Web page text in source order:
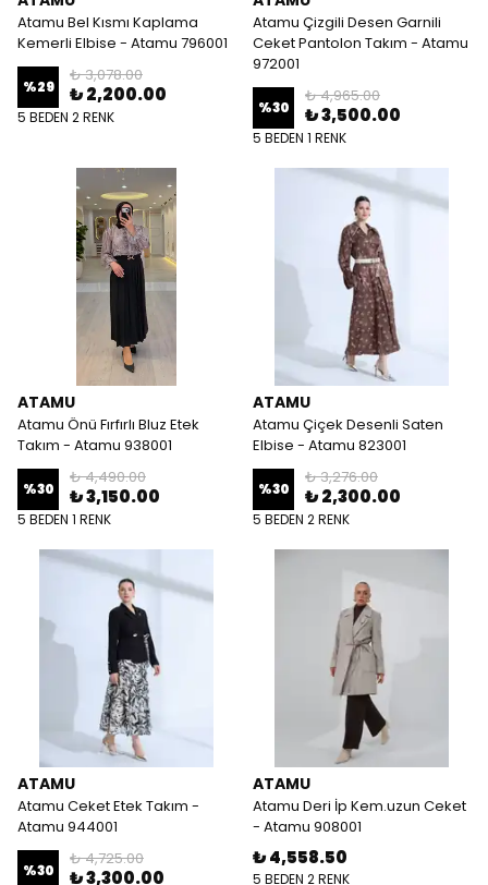
Atamu Bel Kısmı Kaplama
Kemerli Elbise - Atamu 796001
%29
₺ 3,078.00
₺ 2,200.00
5 BEDEN 2 RENK
Atamu Çizgili Desen Garnili
Ceket Pantolon Takım - Atamu
972001
%30
₺ 4,965.00
₺ 3,500.00
5 BEDEN 1 RENK
ATAMU
Atamu Önü Fırfırlı Bluz Etek
Takım - Atamu 938001
%30
₺ 4,490.00
₺ 3,150.00
5 BEDEN 1 RENK
ATAMU
Atamu Çiçek Desenli Saten
Elbise - Atamu 823001
%30
₺ 3,276.00
₺ 2,300.00
5 BEDEN 2 RENK
ATAMU
Atamu Ceket Etek Takım -
Atamu 944001
%30
₺ 4,725.00
₺ 3,300.00
ATAMU
Atamu Deri İp Kem.uzun Ceket
- Atamu 908001
₺ 4,558.50
5 BEDEN 2 RENK